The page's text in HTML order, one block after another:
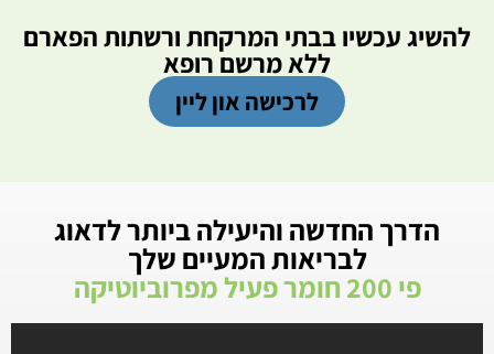
להשיג עכשיו בבתי המרקחת ורשתות הפארם
ללא מרשם רופא
לרכישה און ליין
הדרך החדשה והיעילה ביותר לדאוג
לבריאות המעיים שלך
פי 200 חומר פעיל מפרוביוטיקה